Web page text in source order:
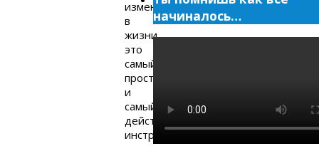
изменениям
в
жизни,
это
самый
простой
и
самый
действенный
инструмент.
начиналось…